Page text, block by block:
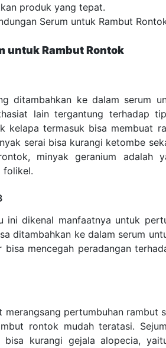
produk yang tepat.
Serum untuk Rambut
untuk Rambut Rontok
ditambahkan ke dalam serum
lain tergantung terhadap
kelapa termasuk bisa membuat
serai bisa kurangi ketombe
minyak geranium adalah
folikel.
ini dikenal manfaatnya untuk
ditambahkan ke dalam serum
bisa mencegah peradangan
merangsang pertumbuhan rambut
rontok mudah teratasi.
kurangi gejala alopecia,